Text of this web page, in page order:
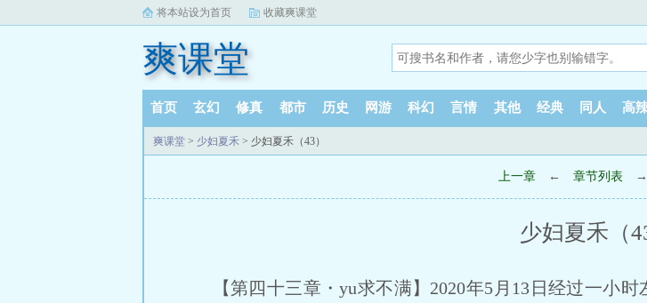
将本站设为首页 收藏爽课堂
爽课堂
首页 玄幻 修真 都市 历史 网游 科幻 言情 其他 经典 同人 高
爽课堂 > 少妇夏禾 > 少妇夏禾（43）
上一章 ← 章节列表 →
少妇夏禾（
【第四十三章・yu求不满】2020年5月13日经过一小